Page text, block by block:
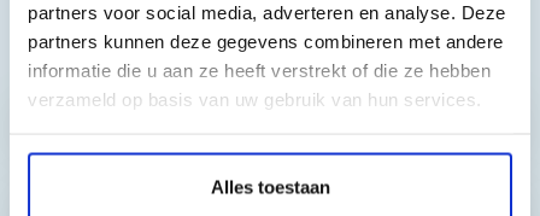
partners voor social media, adverteren en analyse. Deze
partners kunnen deze gegevens combineren met andere
informatie die u aan ze heeft verstrekt of die ze hebben
verzameld op basis van uw gebruik van hun services.
Alles toestaan
Toch nog een vraag?